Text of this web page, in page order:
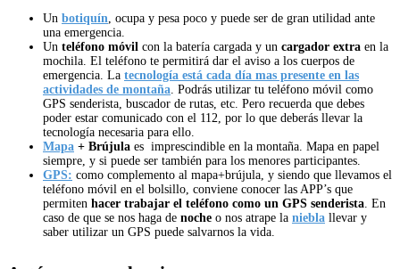
Un botiquín, ocupa y pesa poco y puede ser de gran utilidad ante
una emergencia.
Un teléfono móvil con la batería cargada y un cargador extra en la
mochila. El teléfono te permitirá dar el aviso a los cuerpos de
emergencia. La tecnología está cada día mas presente en las
actividades de montaña. Podrás utilizar tu teléfono móvil como
GPS senderista, buscador de rutas, etc. Pero recuerda que debes
poder estar comunicado con el 112, por lo que deberás llevar la
tecnología necesaria para ello.
Mapa + Brújula es imprescindible en la montaña. Mapa en papel
siempre, y si puede ser también para los menores participantes.
GPS: como complemento al mapa+brújula, y siendo que llevamos el
teléfono móvil en el bolsillo, conviene conocer las APP’s que
permiten hacer trabajar el teléfono como un GPS senderista. En
caso de que se nos haga de noche o nos atrape la niebla llevar y
saber utilizar un GPS puede salvarnos la vida.